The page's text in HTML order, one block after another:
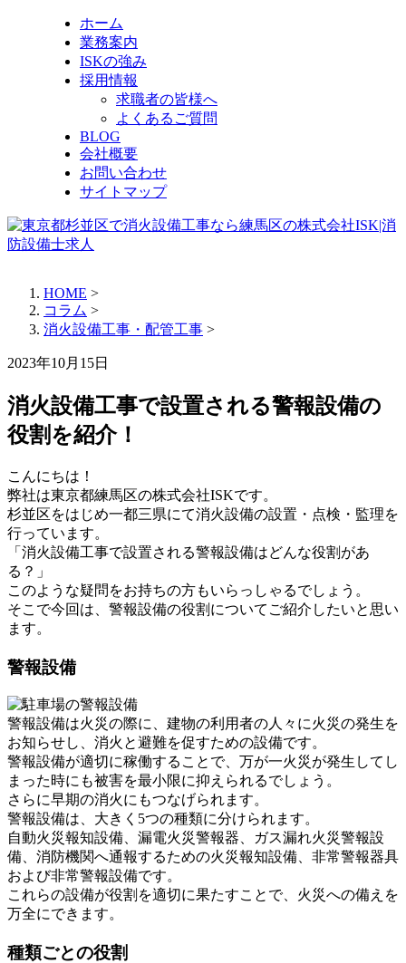
ホーム
業務案内
ISKの強み
採用情報
求職者の皆様へ
よくあるご質問
BLOG
会社概要
お問い合わせ
サイトマップ
HOME >
コラム >
消火設備工事・配管工事 >
2023年10月15日
消火設備工事で設置される警報設備の
役割を紹介！
こんにちは！
弊社は東京都練馬区の株式会社ISKです。
杉並区をはじめ一都三県にて消火設備の設置・点検・監理を
行っています。
「消火設備工事で設置される警報設備はどんな役割があ
る？」
このような疑問をお持ちの方もいらっしゃるでしょう。
そこで今回は、警報設備の役割についてご紹介したいと思い
ます。
警報設備
警報設備は火災の際に、建物の利用者の人々に火災の発生を
お知らせし、消火と避難を促すための設備です。
警報設備が適切に稼働することで、万が一火災が発生してし
まった時にも被害を最小限に抑えられるでしょう。
さらに早期の消火にもつなげられます。
警報設備は、大きく5つの種類に分けられます。
自動火災報知設備、漏電火災警報器、ガス漏れ火災警報設
備、消防機関へ通報するための火災報知設備、非常警報器具
および非常警報設備です。
これらの設備が役割を適切に果たすことで、火災への備えを
万全にできます。
種類ごとの役割